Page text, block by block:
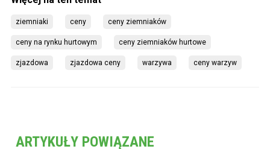
ziemniaki ceny ceny ziemniaków
ceny na rynku hurtowym ceny ziemniaków hurtowe
zjazdowa zjazdowa ceny warzywa ceny warzyw
ARTYKUŁY POWIĄZANE